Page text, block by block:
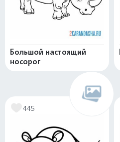
Большой настоящий
носорог
445